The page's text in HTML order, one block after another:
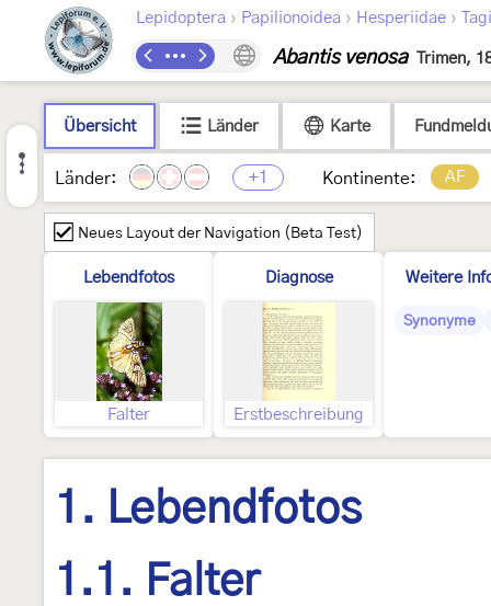
Lepidoptera › Papilionoidea › Hesperiidae ›
Abantis venosa Trimen,
Übersicht Länder Karte
Länder: +1 Kontinente: AF
Neues Layout der Navigation (Beta Test)
Lebendfotos
Falter
Diagnose
Erstbeschreibung
Weitere
Synonyme
1. Lebendfotos
1.1. Falter